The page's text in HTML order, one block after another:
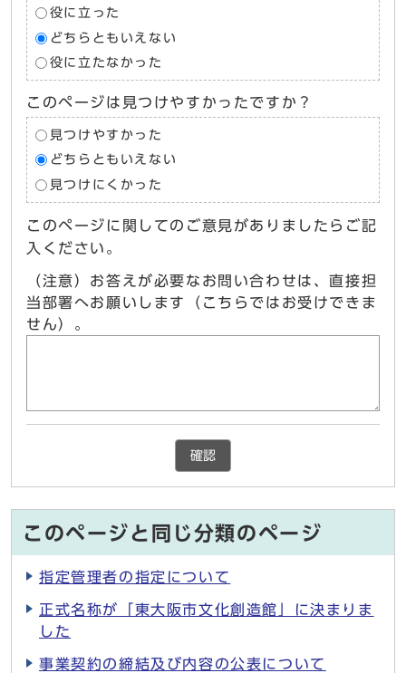
役に立った
どちらともいえない
役に立たなかった
このページは見つけやすかったですか？
見つけやすかった
どちらともいえない
見つけにくかった
このページに関してのご意見がありましたらご記
入ください。
（注意）お答えが必要なお問い合わせは、直接担
当部署へお願いします（こちらではお受けできま
せん）。
確認
このページと同じ分類のページ
指定管理者の指定について
正式名称が「東大阪市文化創造館」に決まりま
した
事業契約の締結及び内容の公表について